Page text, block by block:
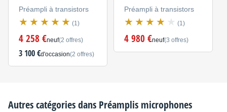
Préampli à transistors
(1)
4 258 €neuf(2 offres)
3 100 €d'occasion(2 offres)
Préampli à transistors
(1)
4 980 €neuf(3 offres)
Autres catégories dans Préamplis microphones